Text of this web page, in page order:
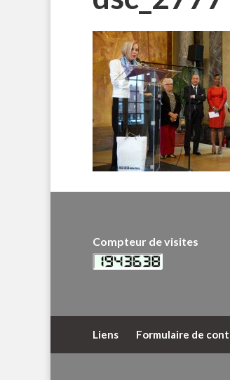
Compteur de visites
Liens Formulaire de